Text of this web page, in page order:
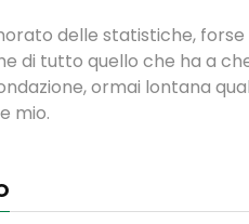
delle statistiche,
di tutto quello che ha a
ormai lontana
mio.